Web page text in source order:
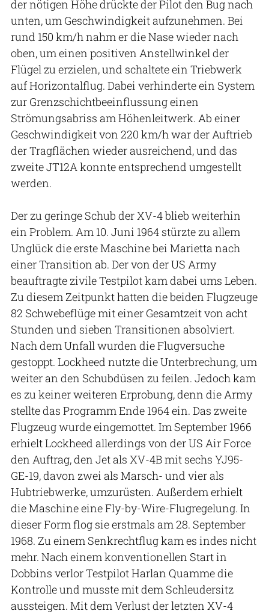
der nötigen Höhe drückte der Pilot den Bug nach
unten, um Geschwindigkeit aufzunehmen. Bei
rund 150 km/h nahm er die Nase wieder nach
oben, um einen positiven Anstellwinkel der
Flügel zu erzielen, und schaltete ein Triebwerk
auf Horizontalflug. Dabei verhinderte ein System
zur Grenzschichtbeeinflussung einen
Strömungsabriss am Höhenleitwerk. Ab einer
Geschwindigkeit von 220 km/h war der Auftrieb
der Tragflächen wieder ausreichend, und das
zweite JT12A konnte entsprechend umgestellt
werden.
Der zu geringe Schub der XV-4 blieb weiterhin
ein Problem. Am 10. Juni 1964 stürzte zu allem
Unglück die erste Maschine bei Marietta nach
einer Transition ab. Der von der US Army
beauftragte zivile Testpilot kam dabei ums Leben.
Zu diesem Zeitpunkt hatten die beiden Flugzeuge
82 Schwebeflüge mit einer Gesamtzeit von acht
Stunden und sieben Transitionen absolviert.
Nach dem Unfall wurden die Flugversuche
gestoppt. Lockheed nutzte die Unterbrechung, um
weiter an den Schubdüsen zu feilen. Jedoch kam
es zu keiner weiteren Erprobung, denn die Army
stellte das Programm Ende 1964 ein. Das zweite
Flugzeug wurde eingemottet. Im September 1966
erhielt Lockheed allerdings von der US Air Force
den Auftrag, den Jet als XV-4B mit sechs YJ95-
GE-19, davon zwei als Marsch- und vier als
Hubtriebwerke, umzurüsten. Außerdem erhielt
die Maschine eine Fly-by-Wire-Flugregelung. In
dieser Form flog sie erstmals am 28. September
1968. Zu einem Senkrechtflug kam es indes nicht
mehr. Nach einem konventionellen Start in
Dobbins verlor Testpilot Harlan Quamme die
Kontrolle und musste mit dem Schleudersitz
aussteigen. Mit dem Verlust der letzten XV-4